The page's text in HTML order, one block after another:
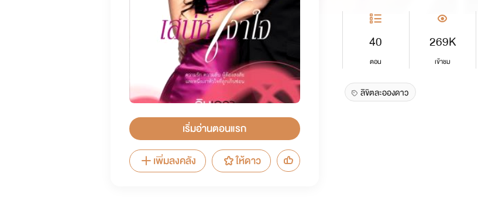
เริ่มอ่านตอนแรก
เพิ่มลงคลัง
ให้ดาว
40
ตอน
269K
เข้าชม
ลิขิตละอองดาว